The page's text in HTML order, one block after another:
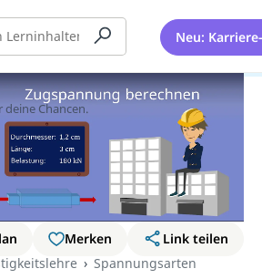
Neu:
Merken
Link teilen
Spannungsarten
sich!
deine Chancen.